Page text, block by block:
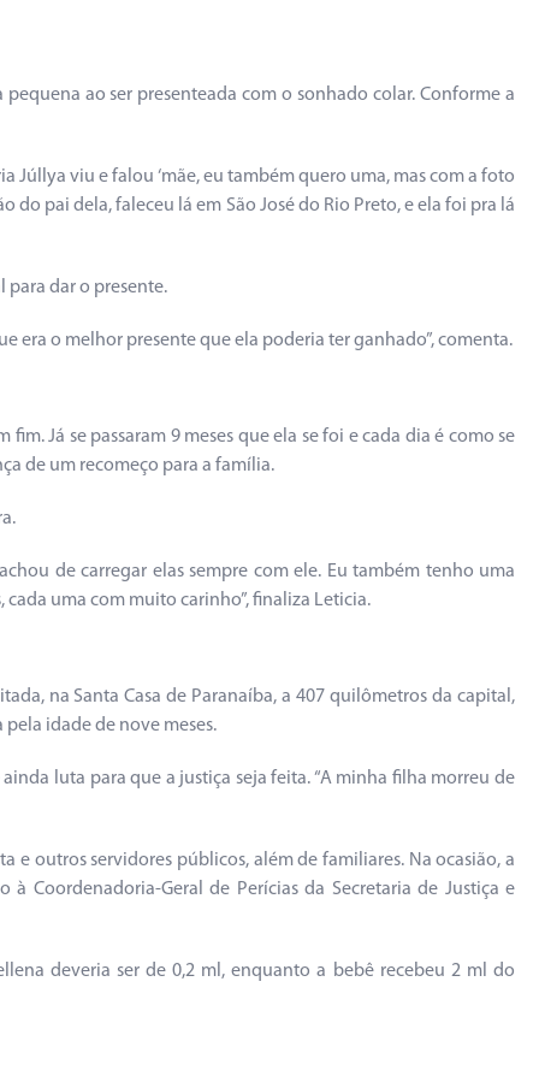
ao ser presenteada com o sonhado colar. Conforme a
Júllya viu e falou ‘mãe, eu também quero uma, mas com a foto
do pai dela, faleceu lá em São José do Rio Preto, e ela foi pra lá
para dar o presente.
era o melhor presente que ela poderia ter ganhado”, comenta.
Já se passaram 9 meses que ela se foi e cada dia é como se
de um recomeço para a família.
de carregar elas sempre com ele. Eu também tenho uma
cada uma com muito carinho”, finaliza Leticia.
na Santa Casa de Paranaíba, a 407 quilômetros da capital,
idade de nove meses.
luta para que a justiça seja feita. “A minha filha morreu de
e outros servidores públicos, além de familiares. Na ocasião, a
Coordenadoria-Geral de Perícias da Secretaria de Justiça e
deveria ser de 0,2 ml, enquanto a bebê recebeu 2 ml do